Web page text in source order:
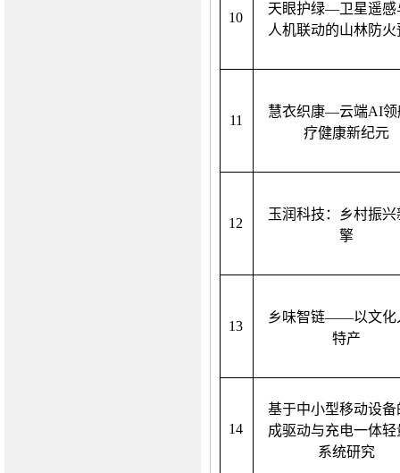
10
天眼护绿—卫星遥感
人机联动的山林防火
11
慧衣织康—云端AI领
疗健康新纪元
12
玉润科技：乡村振兴
擎
13
乡味智链——以文化
特产
14
基于中小型移动设备
成驱动与充电一体轻
系统研究